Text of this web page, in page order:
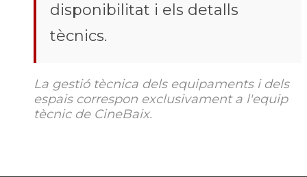
disponibilitat i els detalls
tècnics.
La gestió tècnica dels equipaments i dels
espais correspon exclusivament a l'equip
tècnic de CineBaix.